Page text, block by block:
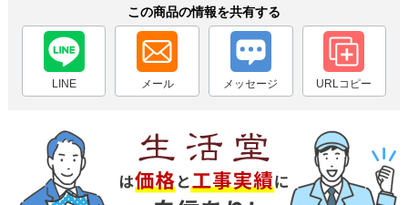
この商品の情報を共有する
LINE メール メッセージ URLコピー